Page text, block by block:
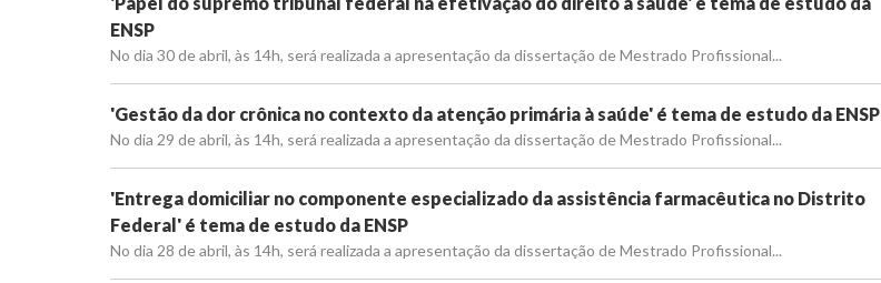
ENSP
No dia 30 de abril, às 14h, será realizada a apresentação da dissertação de Mestrado Profissional...
'Gestão da dor crônica no contexto da atenção primária à saúde' é tema de estudo da ENSP
No dia 29 de abril, às 14h, será realizada a apresentação da dissertação de Mestrado Profissional...
'Entrega domiciliar no componente especializado da assistência farmacêutica no Distrito
Federal' é tema de estudo da ENSP
No dia 28 de abril, às 14h, será realizada a apresentação da dissertação de Mestrado Profissional...